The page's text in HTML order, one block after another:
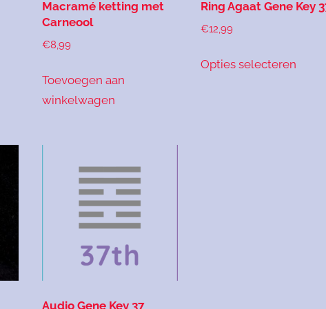
Macramé ketting met
Carneool
€8,99
Toevoegen aan
winkelwagen
Ring Agaat Gene Key
€12,99
Opties selecteren
Audio Gene Key 37